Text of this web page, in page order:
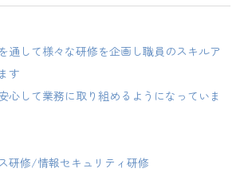
通して様々な研修を企画し職員のスキルア
す
心して業務に取り組めるようになっていま
研修/情報セキュリティ研修